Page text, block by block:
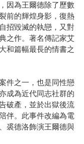
因為王爾德除了歷數
前的輝煌身影，復熱
招毀滅的執戀，又對
之作。著名傳記家艾
和篇幅最長的情書之
件之一，也是同性戀
成為近代同志社群的
破產，並於出獄後流
伴。此事件改編為電
裘德洛飾演王爾德與